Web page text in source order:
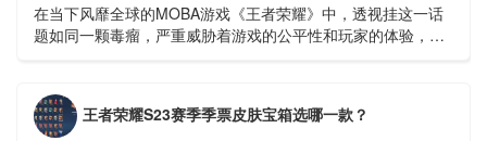
在当下风靡全球的MOBA游戏《王者荣耀》中，透视挂这一话
题如同一颗毒瘤，严重威胁着游戏的公平性和玩家的体验，我
王者荣耀S23赛季季票皮肤宝箱选哪一款？